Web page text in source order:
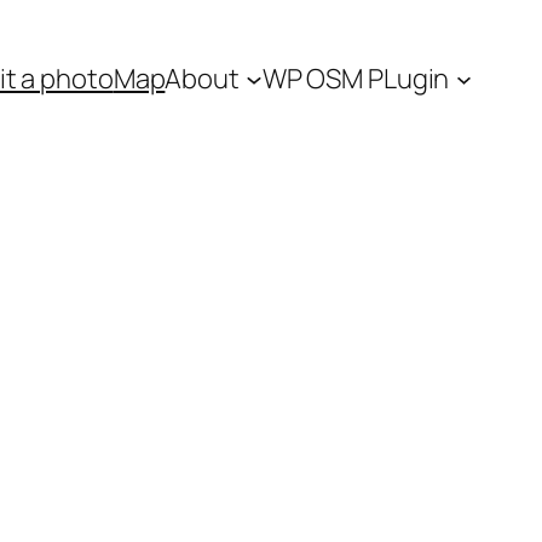
a photoMapAbout WP OSM PLugin